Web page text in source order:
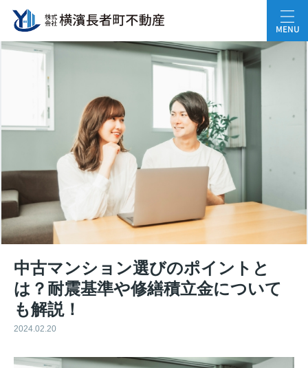
MENU
中古マンション選びのポイントと
は？耐震基準や修繕積立金について
も解説！
2024.02.20